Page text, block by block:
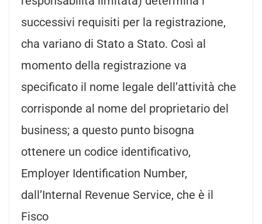
successivi requisiti per la registrazione,
cha variano di Stato a Stato. Così al
momento della registrazione va
specificato il nome legale dell’attività che
corrisponde al nome del proprietario del
business; a questo punto bisogna
ottenere un codice identificativo,
Employer Identification Number,
dall’Internal Revenue Service, che è il
Fisco